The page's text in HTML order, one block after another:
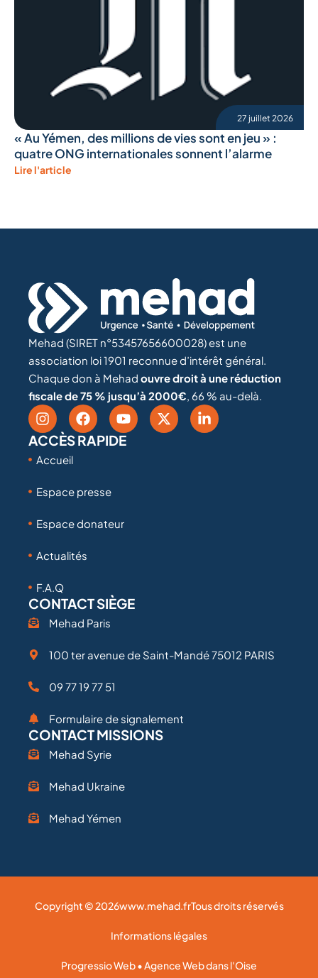
27 juillet 2026
« Au Yémen, des millions de vies sont en jeu » :
quatre ONG internationales sonnent l’alarme
Lire l'article
Mehad (SIRET n°53457656600028) est une
association loi 1901 reconnue d’intérêt général.
Chaque don à Mehad ouvre droit à une réduction
fiscale de 75 % jusqu’à 2000€, 66 % au-delà.
ACCÈS RAPIDE
Accueil
Espace presse
Espace donateur
Actualités
F.A.Q
CONTACT SIÈGE
Mehad Paris
100 ter avenue de Saint-Mandé 75012 PARIS
09 77 19 77 51
Formulaire de signalement
CONTACT MISSIONS
Mehad Syrie
Mehad Ukraine
Mehad Yémen
Copyright © 2026www.mehad.frTous droits réservés
Informations légales
Progressio Web • Agence Web dans l'Oise